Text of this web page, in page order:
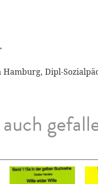
Dipl-